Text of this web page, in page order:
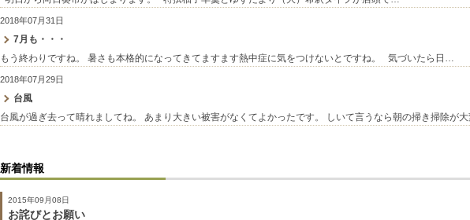
2018年07月31日
7月も・・・
もう終わりですね。 暑さも本格的になってきてますます熱中症に気をつけないとですね。 気づいたら日…
2018年07月29日
台風
台風が過ぎ去って晴れましてね。 あまり大きい被害がなくてよかったです。 しいて言うなら朝の掃き掃除が
新着情報
2015年09月08日
お詫びとお願い